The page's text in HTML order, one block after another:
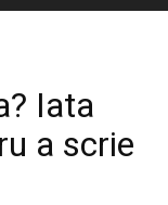
Iata
a scrie